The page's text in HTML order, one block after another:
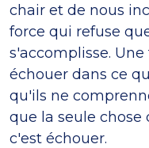
chair et de nous
force qui refuse
s'accomplisse.
échouer dans ce
qu'ils ne
que la seule chose
c'est échouer.